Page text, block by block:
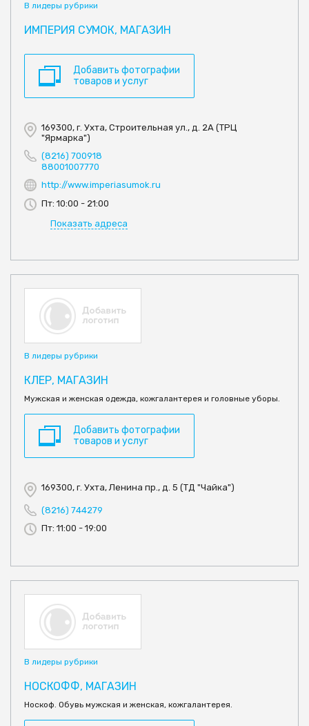
В лидеры рубрики
ИМПЕРИЯ СУМОК, МАГАЗИН
Добавить фотографии
товаров и услуг
169300, г. Ухта, Строительная ул., д. 2А (ТРЦ
"Ярмарка")
(8216) 700918
88001007770
http://www.imperiasumok.ru
Пт: 10:00 - 21:00
Показать адреса
В лидеры рубрики
КЛЕР, МАГАЗИН
Мужская и женская одежда, кожгалантерея и головные уборы.
Добавить фотографии
товаров и услуг
169300, г. Ухта, Ленина пр., д. 5 (ТД "Чайка")
(8216) 744279
Пт: 11:00 - 19:00
В лидеры рубрики
НОСКОФФ, МАГАЗИН
Носкоф. Обувь мужская и женская, кожгалантерея.